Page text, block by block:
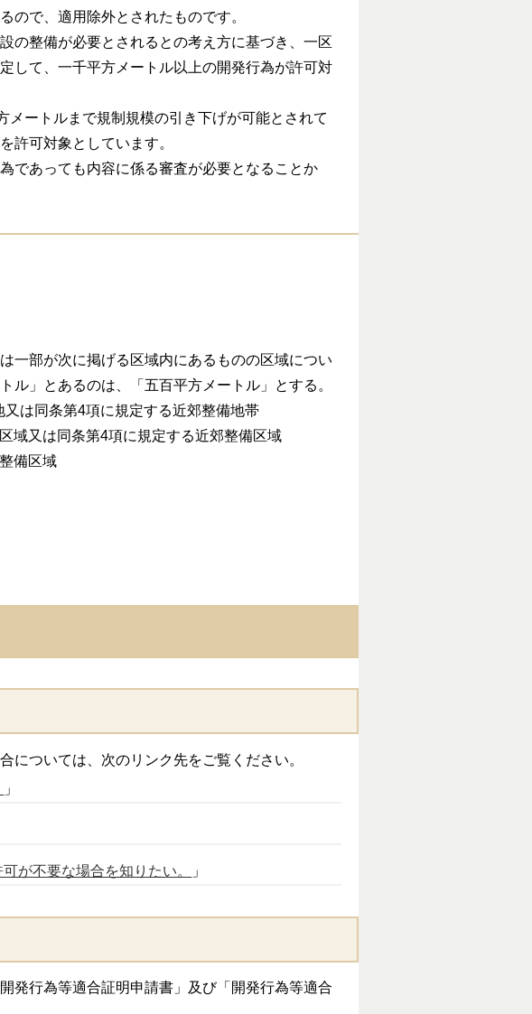
ので、適用除外とされたものです。
の整備が必要とされるとの考え方に基づき、一区
して、一千平方メートル以上の開発行為が許可対
ートルまで規制規模の引き下げが可能とされて
許可対象としています。
であっても内容に係る審査が必要となることか
一部が次に掲げる区域内にあるものの区域につい
」とあるのは、「五百平方メートル」とする。
は同条第4項に規定する近郊整備地帯
域又は同条第4項に規定する近郊整備区域
備区域
ついては、次のリンク先をご覧ください。
」
が不要な場合を知りたい。 」
発行為等適合証明申請書」及び「開発行為等適合